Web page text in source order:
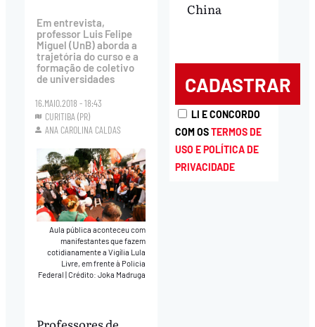
Em entrevista,
professor Luis Felipe
Miguel (UnB) aborda a
trajetória do curso e a
formação de coletivo
de universidades
16.MAIO.2018 - 18:43
CURITIBA (PR)
ANA CAROLINA CALDAS
Aula pública aconteceu com
manifestantes que fazem
cotidianamente a Vigília Lula
Livre, em frente à Policia
Federal|Crédito: Joka Madruga
China
LI E CONCORDO
COM OSTERMOS DE
USO E POLÍTICA DE
PRIVACIDADE